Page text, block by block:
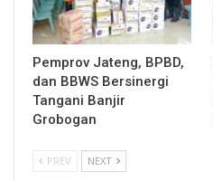
Pemprov Jateng, BPBD,
dan BBWS Bersinergi
Tangani Banjir
Grobogan
PREV NEXT